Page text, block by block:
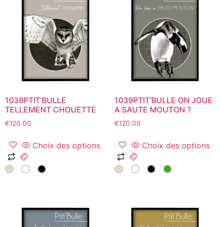
options
peuvent
être
choisies
sur
page
produit
options
peuvent
être
choisies
sur
page
produit
1038PTIT’BULLE
TELLEMENT CHOUETTE
€120.00
Choix des options
Ce
produit
1039PTIT’BULLE ON JOUE
A SAUTE MOUTON ?
€120.00
Choix des options
Ce
produit